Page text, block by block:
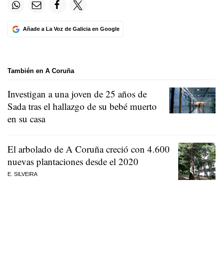
Añade a La Voz de Galicia en Google
También en A Coruña
Investigan a una joven de 25 años de
Sada tras el hallazgo de su bebé muerto
en su casa
El arbolado de A Coruña creció con 4.600
nuevas plantaciones desde el 2020
E. SILVEIRA